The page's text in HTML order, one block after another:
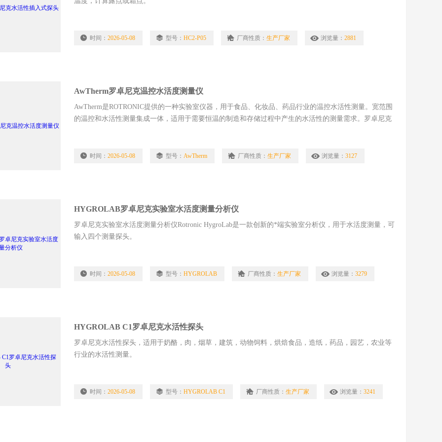
时间：2026-05-08 型号：HC2-P05 厂商性质：生产厂家 浏览量：2881
AwTherm罗卓尼克温控水活度测量仪
AwTherm是ROTRONIC提供的一种实验室仪器，用于食品、化妆品、药品行业的温控水活性测量。宽范围
的温控和水活性测量集成一体，适用于需要恒温的制造和存储过程中产生的水活性的测量需求。罗卓尼克
时间：2026-05-08 型号：AwTherm 厂商性质：生产厂家 浏览量：3127
HYGROLAB罗卓尼克实验室水活度测量分析仪
罗卓尼克实验室水活度测量分析仪Rotronic HygroLab是一款创新的*端实验室分析仪，用于水活度测量，可
输入四个测量探头。
时间：2026-05-08 型号：HYGROLAB 厂商性质：生产厂家 浏览量：3279
HYGROLAB C1罗卓尼克水活性探头
罗卓尼克水活性探头，适用于奶酪，肉，烟草，建筑，动物饲料，烘焙食品，造纸，药品，园艺，农业等
行业的水活性测量。
时间：2026-05-08 型号：HYGROLAB C1 厂商性质：生产厂家 浏览量：3241